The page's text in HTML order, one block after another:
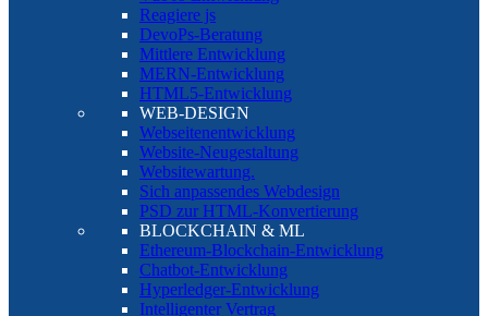
Reagiere js
DevoPs-Beratung
Mittlere Entwicklung
MERN-Entwicklung
HTML5-Entwicklung
WEB-DESIGN
Webseitenentwicklung
Website-Neugestaltung
Websitewartung.
Sich anpassendes Webdesign
PSD zur HTML-Konvertierung
BLOCKCHAIN & ML
Ethereum-Blockchain-Entwicklung
Chatbot-Entwicklung
Hyperledger-Entwicklung
Intelligenter Vertrag